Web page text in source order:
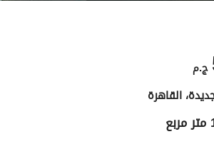
ج.م
القاهرة